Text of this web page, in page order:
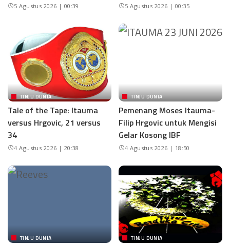
5 Agustus 2026 | 00:39 5 Agustus 2026 | 00:35
TINJU DUNIA
Tale of the Tape: Itauma
versus Hrgovic, 21 versus
34
4 Agustus 2026 | 20:38
TINJU DUNIA
Pemenang Moses Itauma-
Filip Hrgovic untuk Mengisi
Gelar Kosong IBF
4 Agustus 2026 | 18:50
TINJU DUNIA TINJU DUNIA